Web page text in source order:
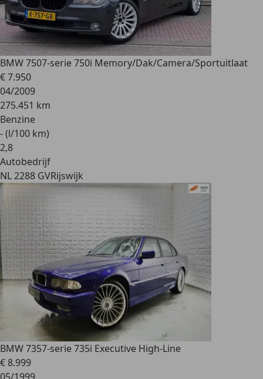
BMW 7507-serie 750i Memory/Dak/Camera/Sportuitlaat
€ 7.950
04/2009
275.451 km
Benzine
- (l/100 km)
2,8
Autobedrijf
NL 2288 GVRijswijk
BMW 7357-serie 735i Executive High-Line
€ 8.999